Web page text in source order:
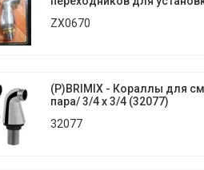
ZX0670
(Р)BRIMIX - Кораллы для
пара/ 3/4 х 3/4 (32077)
32077